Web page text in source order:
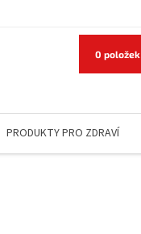
0 položek
PRODUKTY PRO ZDRAVÍ